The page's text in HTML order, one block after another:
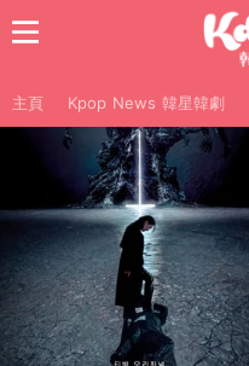
主頁 Kpop News 韓星韓劇